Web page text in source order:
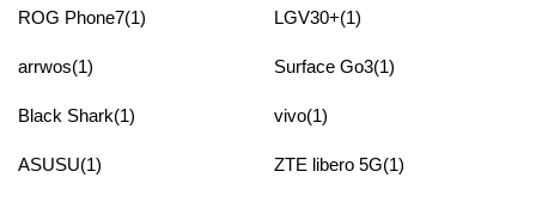
ROG Phone7(1) LGV30+(1)
arrwos(1) Surface Go3(1)
Black Shark(1) vivo(1)
ASUSU(1) ZTE libero 5G(1)